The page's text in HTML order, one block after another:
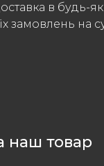
в будь-
замовлень на
наш товар